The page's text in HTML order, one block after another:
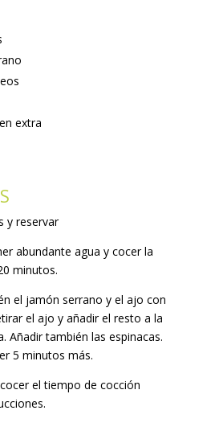
extra
y reservar
abundante agua y cocer la
minutos.
el jamón serrano y el ajo con
el ajo y añadir el resto a la
Añadir también las espinacas.
5 minutos más.
el tiempo de cocción